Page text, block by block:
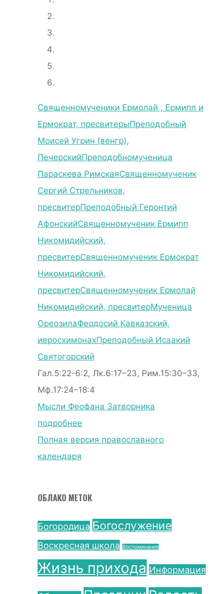
Священномученики Ермолай , Ермипп и
Ермократ, пресвитерыПреподобный
Моисей Угрин (венгр),
ПечерскийПреподобномученица
Параскева РимскаяСвященномученик
Сергий Стрельников,
пресвитерПреподобный Геронтий
АфонскийСвященномученик Ермипп
Никомидийский,
пресвитерСвященномученик Ермократ
Никомидийский,
пресвитерСвященномученик Ермолай
Никомидийский, пресвитерМученица
ОреозилаФеодосий Кавказский,
иеросхимонахПреподобный Исаакий
Святогорский
Гал.5:22-6:2, Лк.6:17–23, Рим.15:30–33,
Мф.17:24–18:4
Мысли Феофана Затворника
подробнее
Полная версия православного
календаря
ОБЛАКО МЕТОК
Богородица Богослужение
Воскресная школа Воспоминания
Жизнь прихода Информация